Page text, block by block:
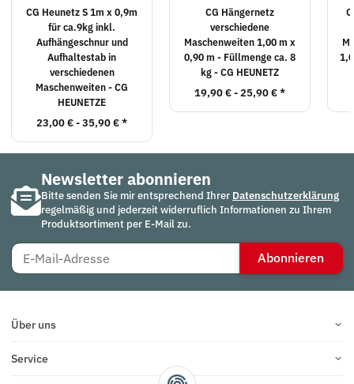
CG Heunetz S 1m x 0,9m
für ca.9kg inkl.
Aufhängeschnur und
Aufhaltestab in
verschiedenen
Maschenweiten - CG
HEUNETZE
23,00 € -35,90 €*
CG Hängernetz
verschiedene
Maschenweiten 1,00 m x
0,90 m - Füllmenge ca. 8
kg - CG HEUNETZ
19,90 € -25,90 €*
Newsletter abonnieren
Bitte senden Sie mir entsprechend Ihrer Datenschutzerklärung
regelmäßig und jederzeit widerruflich Informationen zu Ihrem
Produktsortiment per E-Mail zu.
Abonnieren
Über uns
Service